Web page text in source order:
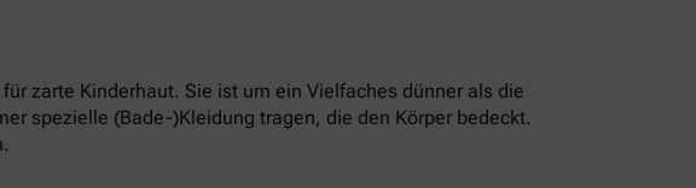
zarte Kinderhaut. Sie ist um ein Vielfaches dünner als die
spezielle (Bade-)Kleidung tragen, die den Körper bedeckt.